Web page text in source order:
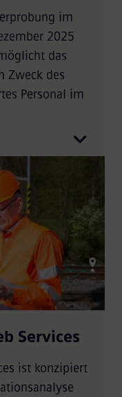
im
2025
das
Zweck des
Personal im
Services
ist konzipiert